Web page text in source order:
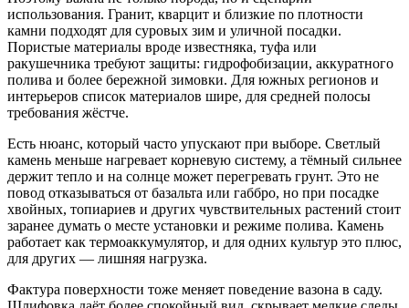
использования. Гранит, кварцит и близкие по плотности
камни подходят для суровых зим и уличной посадки.
Пористые материалы вроде известняка, туфа или
ракушечника требуют защиты: гидрофобизации, аккуратного
полива и более бережной зимовки. Для южных регионов и
интерьеров список материалов шире, для средней полосы
требования жёстче.
Есть нюанс, который часто упускают при выборе. Светлый
камень меньше нагревает корневую систему, а тёмный сильнее
держит тепло и на солнце может перегревать грунт. Это не
повод отказываться от базальта или габбро, но при посадке
хвойных, топиариев и других чувствительных растений стоит
заранее думать о месте установки и режиме полива. Камень
работает как термоаккумулятор, и для одних культур это плюс,
для других — лишняя нагрузка.
Фактура поверхности тоже меняет поведение вазона в саду.